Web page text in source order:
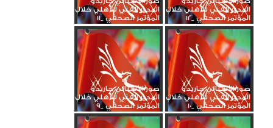
المدير الفني للأهلي خلال
المؤتمر الصحفي _12
المدير الفني للأهلي خلال
المؤتمر الصحفي _11
صور الأسباني جاريدو
المدير الفني للأهلي خلال
المؤتمر الصحفي _10
صور الأسباني جاريدو
المدير الفني للأهلي خلال
المؤتمر الصحفي _9